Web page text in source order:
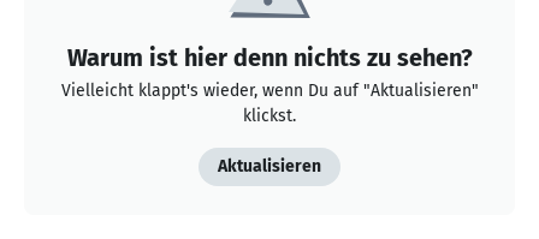
Warum ist hier denn nichts zu sehen?
Vielleicht klappt's wieder, wenn Du auf "Aktualisieren"
klickst.
Aktualisieren